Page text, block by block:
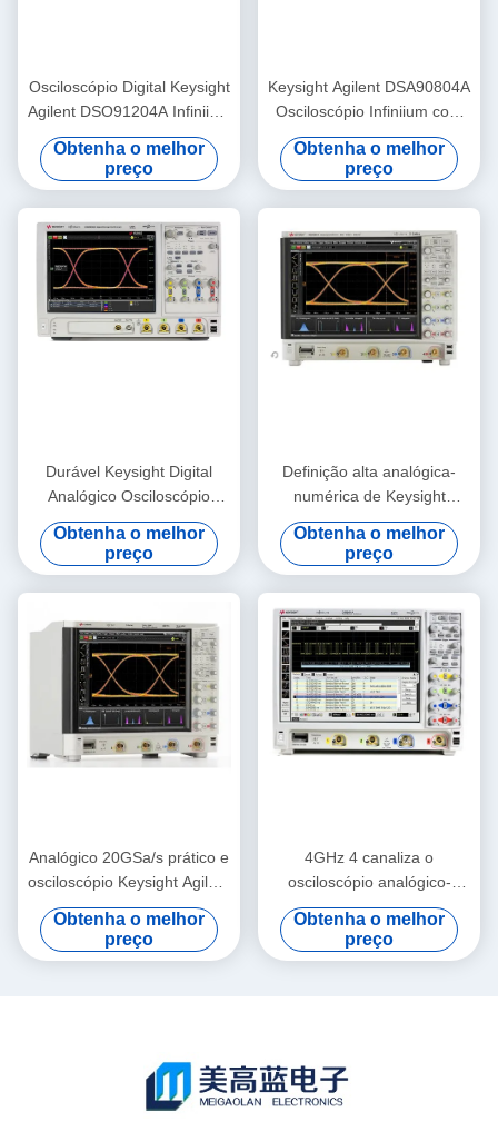
Osciloscópio Digital Keysight
Agilent DSO91204A Infiniium
com Largura de Banda de
12 GHz, Amostragem de 40
GSa/s e Upgrade de
Memória de 1 Gpts
Obtenha o melhor
preço
Keysight Agilent DSA90804A
Osciloscópio Infiniium com
largura de banda de 8 GHz
50 Mpts Memória e análise
de dados em série
Obtenha o melhor
preço
Durável Keysight Digital
Analógico Osciloscópio
Agilent DSO90404A 4 GHz
Osciloscópio
Obtenha o melhor
preço
Definição alta analógica-
numérica de Keysight
MSOS804A do osciloscópio
de Agilent 8GHz
Obtenha o melhor
preço
Analógico 20GSa/s prático e
osciloscópio Keysight Agilent
DSOS054A de Digitas
Obtenha o melhor
preço
4GHz 4 canaliza o
osciloscópio analógico-
numérico Keysight Agilent
DSO9404A
Obtenha o melhor
preço